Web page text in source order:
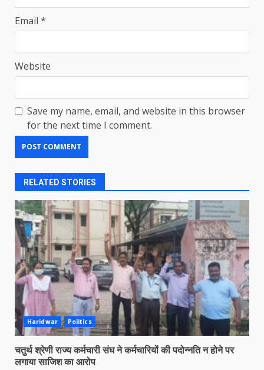
Email *
Website
Save my name, email, and website in this browser
for the next time I comment.
RELATED STORIES
Haridwar Politics
चतुर्थ श्रेणी राज्य कर्मचारी संघ ने कर्मचारियों की पदोन्नति न होने पर
लगाया साजिश का आरोप